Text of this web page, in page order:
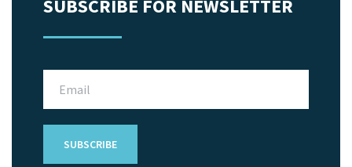
SUBSCRIBE FOR NEWSLETTER